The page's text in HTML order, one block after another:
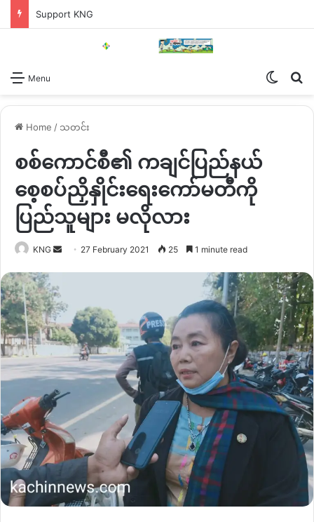
Support KNG
Menu
Home / သတင်း
စစ်ကောင်စီ၏ ကချင်ပြည်နယ်
စေ့စပ်ညှိနှိုင်းရေးကော်မတီကို
ပြည်သူများ မလိုလား
KNG
Send 27 February 2021 25 1 minute read